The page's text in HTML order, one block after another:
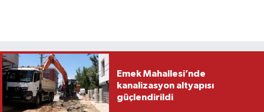
Emek Mahallesi’nde
kanalizasyon altyapısı
güçlendirildi